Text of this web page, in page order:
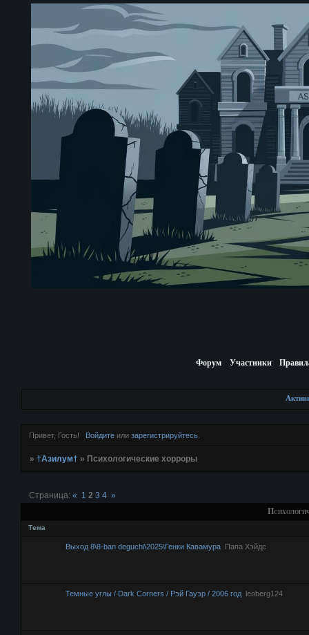
Форум Участники
Привет, Гость! Войдитеили зарегистрируйтесь.
»†Азилум† » Психологические хорроры
Страница:« 1 2 3 4 »
Тема
Выход 8\8-ban deguchi\2025\Генки Кавамура Папа Хэйдс
Темные углы / Dark Corners / Рэй Гауэр / 2006 год leoberg124